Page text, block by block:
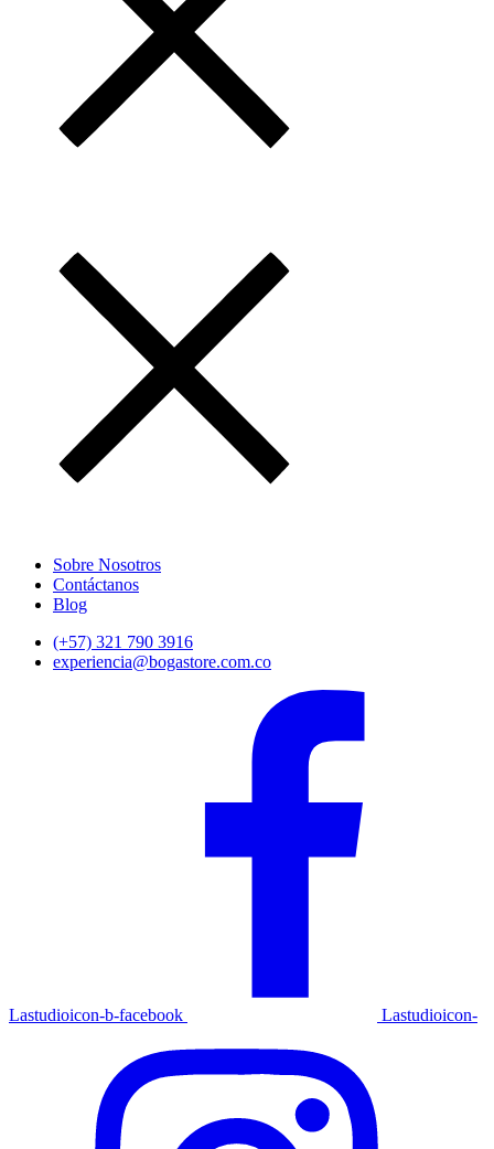
Sobre Nosotros
Contáctanos
Blog
(+57) 321 790 3916
experiencia@bogastore.com.co
Lastudioicon-b-facebook Lastudioicon-